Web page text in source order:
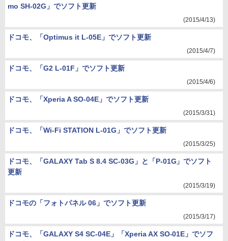
mo SH-02G」でソフト更新
(2015/4/13)
ドコモ、「Optimus it L-05E」でソフト更新
(2015/4/7)
ドコモ、「G2 L-01F」でソフト更新
(2015/4/6)
ドコモ、「Xperia A SO-04E」でソフト更新
(2015/3/31)
ドコモ、「Wi-Fi STATION L-01G」でソフト更新
(2015/3/25)
ドコモ、「GALAXY Tab S 8.4 SC-03G」と「P-01G」でソフト
更新
(2015/3/19)
ドコモの「フォトパネル 06」でソフト更新
(2015/3/17)
ドコモ、「GALAXY S4 SC-04E」「Xperia AX SO-01E」でソフ